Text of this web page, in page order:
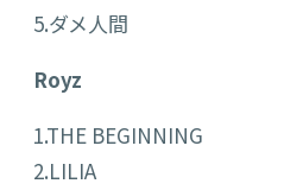
5.ダメ人間
Royz
1.THE BEGINNING
2.LILIA